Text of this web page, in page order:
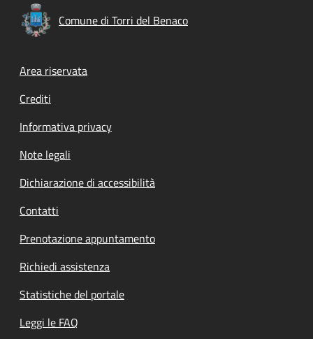
Comune di Torri del Benaco
Footer menu
Area riservata
Crediti
Informativa privacy
Note legali
Dichiarazione di accessibilità
Contatti
Prenotazione appuntamento
Richiedi assistenza
Statistiche del portale
Leggi le FAQ